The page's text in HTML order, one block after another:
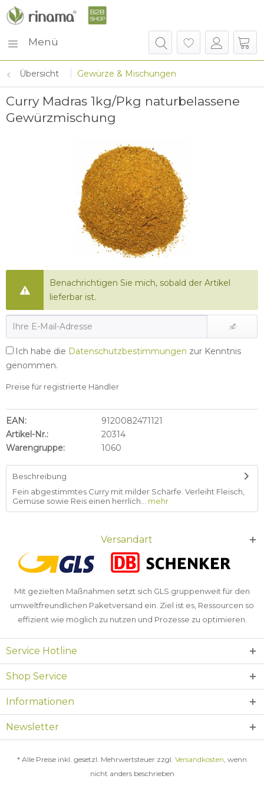
Menü
Übersicht Gewürze & Mischungen
Curry Madras 1kg/Pkg naturbelassene
Gewürzmischung
Benachrichtigen Sie mich, sobald der Artikel
lieferbar ist.
Ich habe die Datenschutzbestimmungen zur Kenntnis
genommen.
Preise für registrierte Händler
EAN:
9120082471121
Artikel-Nr.:
20314
Warengruppe:
1060
Beschreibung
Fein abgestimmtes Curry mit milder Schärfe. Verleiht Fleisch,
Gemüse sowie Reis einen herrlich...
mehr
Versandart
Mit gezielten Maßnahmen setzt sich GLS gruppenweit für den
umweltfreundlichen Paketversand ein. Ziel ist es, Ressourcen so
effizient wie möglich zu nutzen und Prozesse zu optimieren.
Service Hotline
Shop Service
Informationen
Newsletter
* Alle Preise inkl. gesetzl. Mehrwertsteuer zzgl. Versandkosten, wenn
nicht anders beschrieben